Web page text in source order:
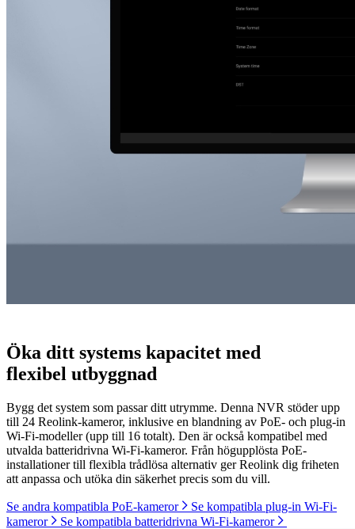
Öka ditt systems kapacitet med
flexibel utbyggnad
Bygg det system som passar ditt utrymme. Denna NVR stöder upp
till 24 Reolink-kameror, inklusive en blandning av PoE- och plug-in
Wi-Fi-modeller (upp till 16 totalt). Den är också kompatibel med
utvalda batteridrivna Wi-Fi-kameror. Från högupplösta PoE-
installationer till flexibla trådlösa alternativ ger Reolink dig friheten
att anpassa och utöka din säkerhet precis som du vill.
Se andra kompatibla PoE-kameror
Se kompatibla plug-in Wi-Fi-
kameror
Se kompatibla batteridrivna Wi-Fi-kameror